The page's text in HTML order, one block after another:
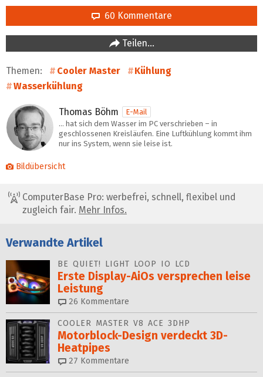
60 Kommentare
Teilen…
Themen: Cooler Master
Kühlung
Wasserkühlung
Thomas Böhm
E-Mail
… hat sich dem Wasser im PC verschrieben – in
geschlossenen Kreisläufen. Eine Luftkühlung kommt ihm
nur ins System, wenn sie leise ist.
Bildübersicht
ComputerBase Pro: werbefrei, schnell, flexibel und
zugleich fair. Mehr Infos.
Verwandte Artikel
BE QUIET! LIGHT LOOP IO LCD
Erste Display-AiOs versprechen leise
Leistung
26 Kommentare
COOLER MASTER V8 ACE 3DHP
Motorblock-Design verdeckt 3D-
Heatpipes
27 Kommentare